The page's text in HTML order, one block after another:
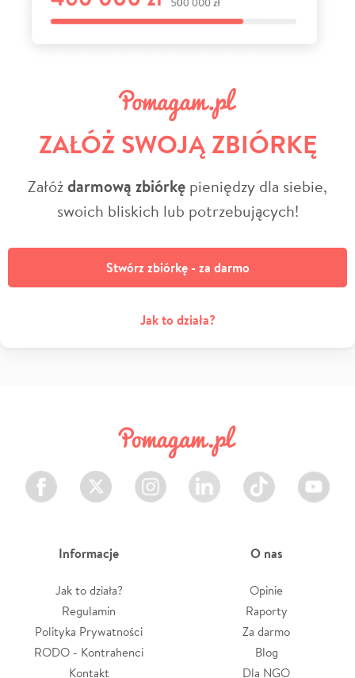
ZAŁÓŻ SWOJĄ ZBIÓRKĘ
Załóżdarmową zbiórkę pieniędzy dla siebie,
swoich bliskich lub potrzebujących!
Stwórz zbiórkę - za darmo
Jak to działa?
Facebook Twitter Instagram LinkedIn TikTok Youtube
Informacje
Jak to działa?
Regulamin
Polityka Prywatności
RODO - Kontrahenci
Kontakt
O nas
Opinie
Raporty
Za darmo
Blog
Dla NGO